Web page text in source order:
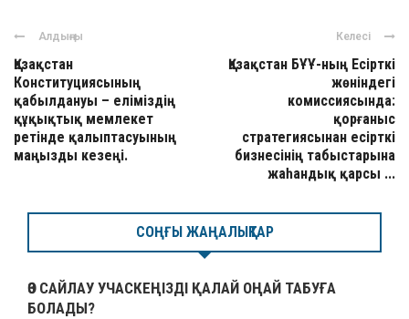
Алдыңғы
Қазақстан
Конституциясының
қабылдануы – еліміздің
құқықтық мемлекет
ретінде қалыптасуының
маңызды кезеңі.
Келесі
Қазақстан БҰҰ-ның Есірткі
жөніндегі
комиссиясында:
қорғаныс
стратегиясынан есірткі
бизнесінің табыстарына
жаһандық қарсы ...
СОҢҒЫ ЖАҢАЛЫҚТАР
ӨЗ САЙЛАУ УЧАСКЕҢІЗДІ ҚАЛАЙ ОҢАЙ ТАБУҒА
БОЛАДЫ?